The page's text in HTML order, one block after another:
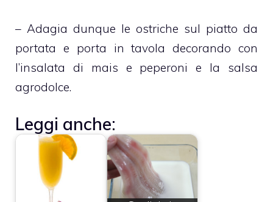
– Adagia dunque le ostriche sul piatto da
portata e porta in tavola decorando con
l’insalata di mais e peperoni e la salsa
agrodolce.
Leggi anche: